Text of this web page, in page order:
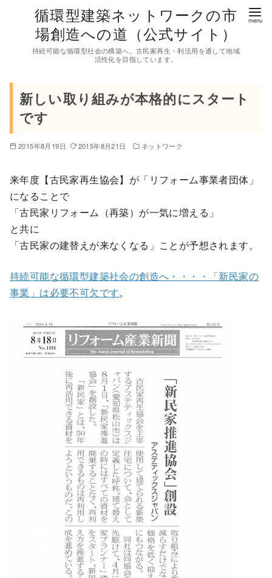
循環型建築ネットワークの市
場創造への道（公式サイト）
持続可能な循環型社会の構築へ。古民家再生・利活用を通して地域
活性化を目指しています。
新しい取り組みが本格的にスタート
です
2015年8月19日 2015年8月21日 ネットワーク
来年度【古民家再生協会】が「リフォーム事業者団体」
になることで
「古民家リフォーム（再築）が一気に増える」
と共に
「古民家の建替えが来なくなる」ことが予想されます。
持続可能な循環型建築社会の創造へ・・・・「新民家の
事業」は必要不可欠です。